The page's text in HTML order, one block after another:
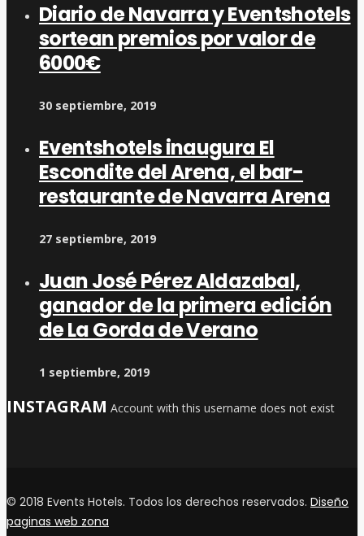
Diario de Navarra y Eventshotels
sortean premios por valor de
6000€
30 septiembre, 2019
Eventshotels inaugura El
Escondite del Arena, el bar-
restaurante de Navarra Arena
27 septiembre, 2019
Juan José Pérez Aldazabal,
ganador de la primera edición
de La Gorda de Verano
1 septiembre, 2019
INSTAGRAM Account with this username does not exist
© 2018 Events Hotels. Todos los derechos reservados. Diseño
paginas web zona